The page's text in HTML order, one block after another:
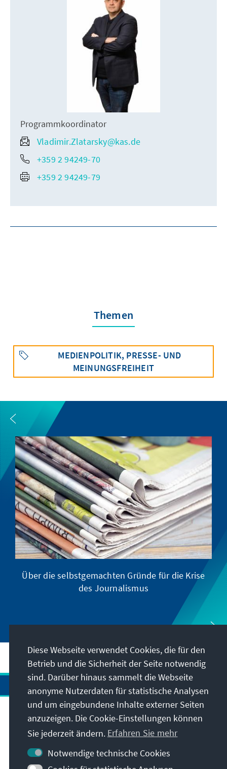
Programmkoordinator
Vladimir.Zlatarsky@kas.de
+359 2 94249-70
+359 2 94249-79
Themen
MEDIENPOLITIK, PRESSE- UND
MEINUNGSFREIHEIT
Über die selbstgemachten Gründe für die Krise
des Journalismus
Anschrift
Kontakt
Diese Webseite verwendet Cookies, die für den
Betrieb und die Sicherheit der Seite notwendig
sind. Darüber hinaus sammelt die Webseite
anonyme Nutzerdaten für statistische Analysen
und um eingebundene Inhalte externer Seiten
anzuzeigen. Die Cookie-Einstellungen können
Sie jederzeit ändern. Erfahren Sie mehr
Notwendige technische Cookies